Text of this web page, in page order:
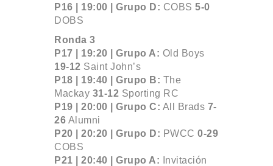
P16 | 19:00 |
Grupo D: COBS 5-0
DOBS
Ronda 3
P17 | 19:20 | Grupo A: Old Boys
19-12 Saint John’s
P18 | 19:40 |
Grupo B: The
Mackay 31-12 Sporting RC
P19 | 20:00 |
Grupo C: All Brads 7-
26 Alumni
P20 | 20:20 | Grupo D: PWCC 0-29
COBS
P21 | 20:40 | Grupo A:
Invitación